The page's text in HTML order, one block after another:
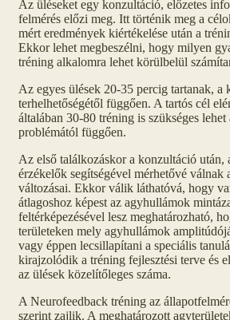
Az üléseket egy konzultáció, előzetes
felmérés előzi meg. Itt történik meg a
mért eredmények kiértékelése után a
Ekkor lehet megbeszélni, hogy milyen
tréning alkalomra lehet körülbelül
Az egyes ülések 20-35 percig tartanak, a
terhelhetőségétől függően. A tartós cél
általában 30-80 tréning is szükséges lehet
problémától függően.
Az első találkozáskor a konzultáció után,
érzékelők segítségével mérhetővé válnak
változásai. Ekkor válik láthatóvá, hogy
átlagoshoz képest az agyhullámok
feltérképezésével lesz meghatározható,
területeken mely agyhullámok
vagy éppen lecsillapítani a speciális
kirajzolódik a tréning fejlesztési terve és
az ülések közelítőleges száma.
A Neurofeedback tréning az
szerint zajlik. A meghatározott